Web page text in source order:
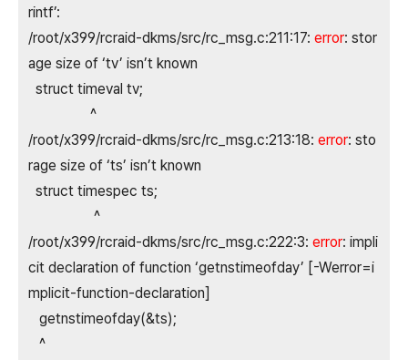
rintf’:
/root/x399/rcraid-dkms/src/rc_msg.c:211:17: error: stor
age size of ‘tv’ isn’t known
struct timeval tv;
^
/root/x399/rcraid-dkms/src/rc_msg.c:213:18: error: sto
rage size of ‘ts’ isn’t known
struct timespec ts;
^
/root/x399/rcraid-dkms/src/rc_msg.c:222:3: error: impli
cit declaration of function ‘getnstimeofday’ [-Werror=i
mplicit-function-declaration]
getnstimeofday(&ts);
^